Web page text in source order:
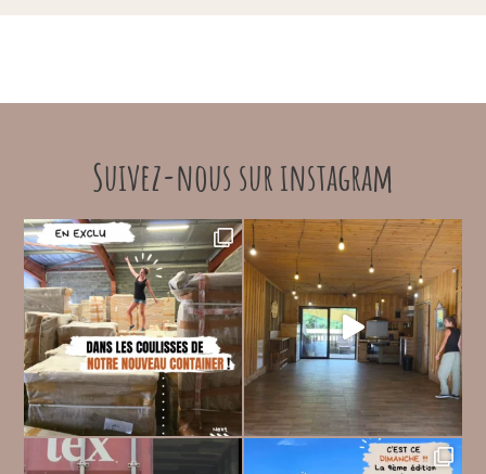
Suivez-nous sur instagram